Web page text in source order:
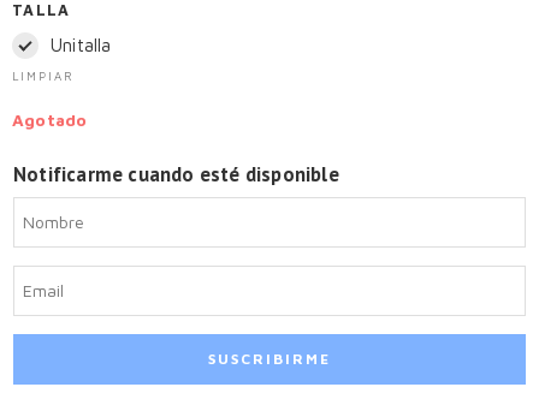
TALLA
Unitalla
LIMPIAR
Agotado
Notificarme cuando esté disponible